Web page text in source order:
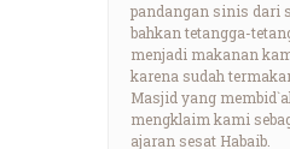
pandangan sinis dari
bahkan tetangga-
menjadi makanan
karena sudah
Masjid yang
mengklaim kami
ajaran sesat Habaib.